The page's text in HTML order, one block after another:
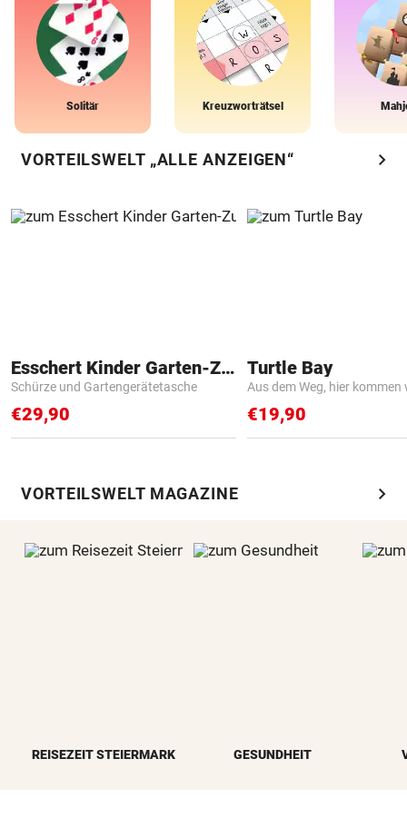
Solitär Kreuzworträtsel
VORTEILSWELT „ALLE ANZEIGEN“ chevron_right
Esschert Kinder Garten-Zubehör
Schürze und Gartengerätetasche
€29,90
Turtle Bay
Aus dem Weg, hier kommen
€19,90
VORTEILSWELT MAGAZINE chevron_right
REISEZEIT STEIERMARK GESUNDHEIT